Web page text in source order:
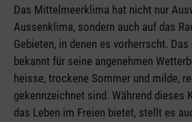
Das Mittelmeerklima hat nicht nur
Aussenklima, sondern auch auf das
Gebieten, in denen es vorherrscht.
bekannt für seine angenehmen
heisse, trockene Sommer und milde,
gekennzeichnet sind. Während dieses
das Leben im Freien bietet, stellt es